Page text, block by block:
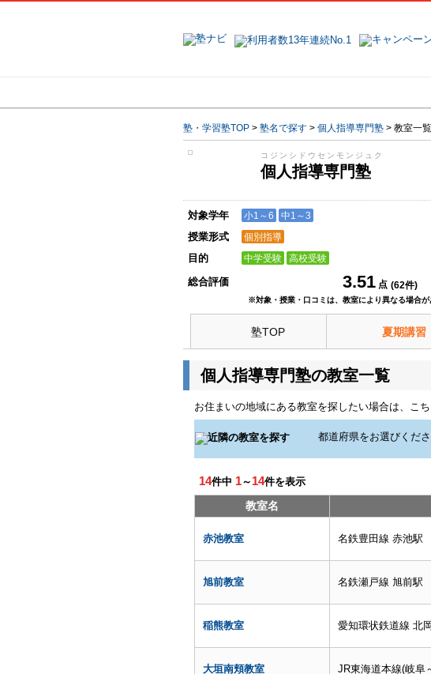
塾・学習塾TOP > 塾名で探す > 個人指導専門塾 > 教室一覧
コジンシドウセンモンジュク
個人指導専門塾
対象学年 小1～6 中1～3
授業形式 個別指導
目的 中学受験 高校受験
総合評価 3.51 点 (62件)
※対象・授業・口コミは、教室により異なる場合が
塾TOP 夏期講習
個人指導専門塾の教室一覧
お住まいの地域にある教室を探したい場合は、こ
14件中 1～ 14件を表示
教室名
赤池教室 名鉄豊田線 赤池駅
旭前教室 名鉄瀬戸線 旭前駅
稲熊教室 愛知環状鉄道線 北
大垣南頬教室 JR東海道本線(岐阜